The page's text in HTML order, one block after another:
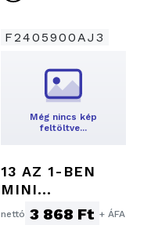
F2405900AJ3
Még nincs kép
feltöltve…
13 AZ 1-BEN
MINI
MULTISZERSZÁ
nettó 3 868 Ft + ÁFA